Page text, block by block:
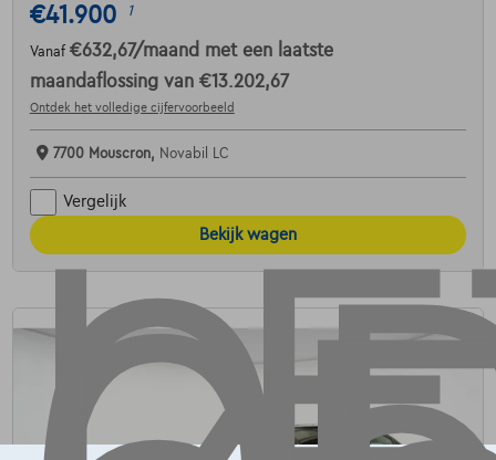
€41.900 1
Vanaf €632,67/maand met een laatste
maandaflossing van €13.202,67
Ontdek het volledige cijfervoorbeeld
7700 Mouscron, Novabil LC
Vergelijk
Bekijk wagen